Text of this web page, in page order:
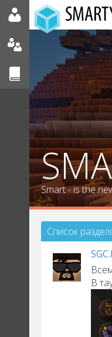
Smart - is the
Список
В